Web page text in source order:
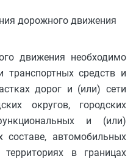
дорожного движения
движения необходимо
транспортных средств и
дорог и (или) сети
округов, городских
и (или)
составе, автомобильных
в границах